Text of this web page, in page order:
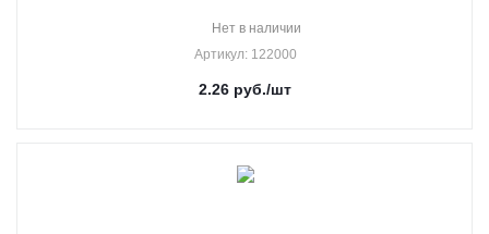
Нет в наличии
Артикул: 122000
2.26 руб./шт